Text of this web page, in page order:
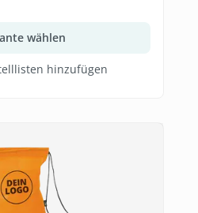
wählen
hinzufügen